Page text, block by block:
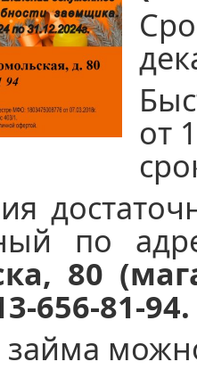
от
по
80
656-81-94.